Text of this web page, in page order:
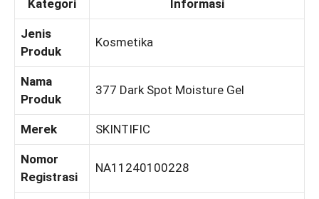
Kategori Informasi
Jenis
Produk
Kosmetika
Nama
Produk
377 Dark Spot Moisture Gel
Merek SKINTIFIC
Nomor
Registrasi
NA11240100228